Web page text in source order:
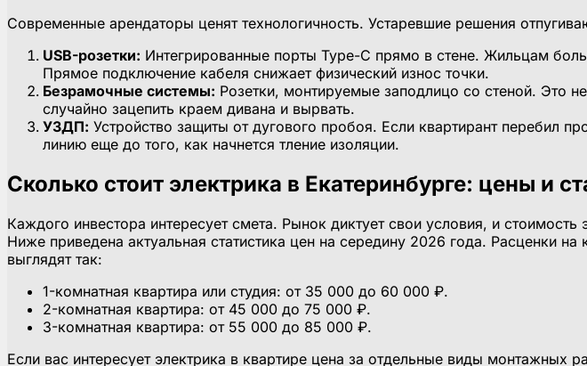
Современные арендаторы ценят технологичность. Устаревшие решения
USB-розетки: Интегрированные порты Type-C прямо в стене. Жильцам
Прямое подключение кабеля снижает физический износ точки.
Безрамочные системы: Розетки, монтируемые заподлицо со стеной. Это
случайно зацепить краем дивана и вырвать.
УЗДП: Устройство защиты от дугового пробоя. Если квартирант перебил
линию еще до того, как начнется тление изоляции.
Сколько стоит электрика в Екатеринбурге: цены и
Каждого инвестора интересует смета. Рынок диктует свои условия, и
Ниже приведена актуальная статистика цен на середину 2026 года. Расценки
выглядят так:
1-комнатная квартира или студия: от 35 000 до 60 000 ₽.
2-комнатная квартира: от 45 000 до 75 000 ₽.
3-комнатная квартира: от 55 000 до 85 000 ₽.
Если вас интересует электрика в квартире цена за отдельные виды монтажных